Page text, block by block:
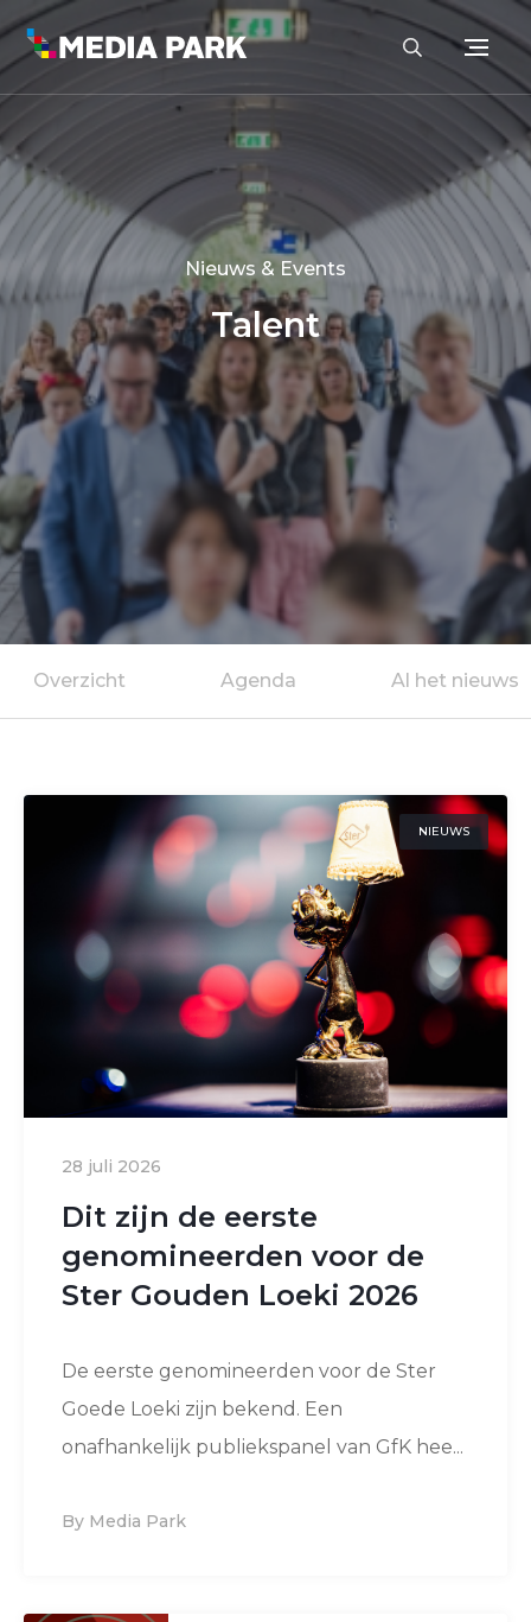
Nieuws & Events
Talent
Overzicht Agenda Al het nieuws
NIEUWS
28 juli 2026
Dit zijn de eerste
genomineerden voor de
Ster Gouden Loeki 2026
De eerste genomineerden voor de Ster
Goede Loeki zijn bekend. Een
onafhankelijk publiekspanel van GfK hee...
By Media Park